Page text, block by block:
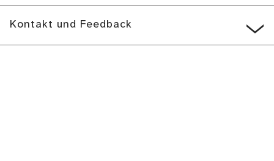
Kontakt und Feedback